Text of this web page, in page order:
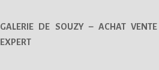
GALERIE DE SOUZY – ACHAT
EXPERT